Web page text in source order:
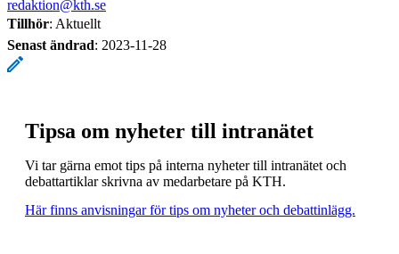
redaktion@kth.se
Tillhör: Aktuellt
Senast ändrad: 2023-11-28
Tipsa om nyheter till intranätet
Vi tar gärna emot tips på interna nyheter till intranätet och
debattartiklar skrivna av medarbetare på KTH.
Här finns anvisningar för tips om nyheter och debattinlägg.